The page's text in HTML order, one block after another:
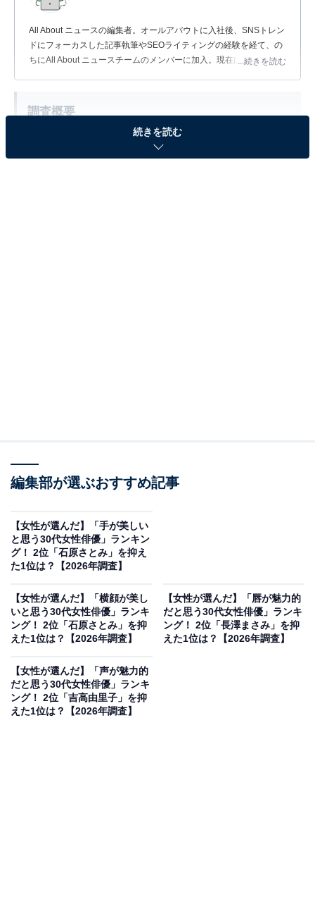
All About ニュースの編集者。オールアバウトに入社後、SNSトレン
ドにフォーカスした記事執筆やSEOライティングの経験を経て、の
ちにAll About ニュースチームのメンバーに加入。現在は旅行・カル
...続きを読む
調査概要
調査期間：2026年4月30日
調査方法：インターネット調査
View this post on Instagram
続きを読む
編集部が選ぶおすすめ記事
【女性が選んだ】「手が美しい
と思う30代女性俳優」ランキン
グ！ 2位「石原さとみ」を抑え
た1位は？【2026年調査】
【女性が選んだ】「横顔が美し
いと思う30代女性俳優」ランキ
ング！ 2位「石原さとみ」を抑
えた1位は？【2026年調査】
【女性が選んだ】「唇が魅力的
だと思う30代女性俳優」ランキ
ング！ 2位「長澤まさみ」を抑
えた1位は？【2026年調査】
【女性が選んだ】「声が魅力的
だと思う30代女性俳優」ランキ
ング！ 2位「吉高由里子」を抑
えた1位は？【2026年調査】